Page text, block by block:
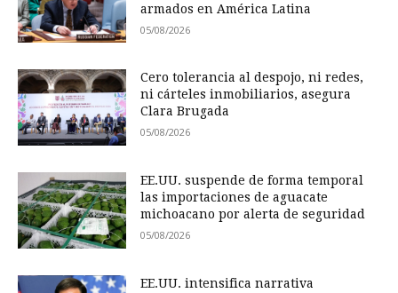
armados en América Latina
05/08/2026
Cero tolerancia al despojo, ni redes,
ni cárteles inmobiliarios, asegura
Clara Brugada
05/08/2026
EE.UU. suspende de forma temporal
las importaciones de aguacate
michoacano por alerta de seguridad
05/08/2026
EE.UU. intensifica narrativa